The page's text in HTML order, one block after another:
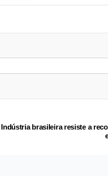
Indústria brasileira resiste a